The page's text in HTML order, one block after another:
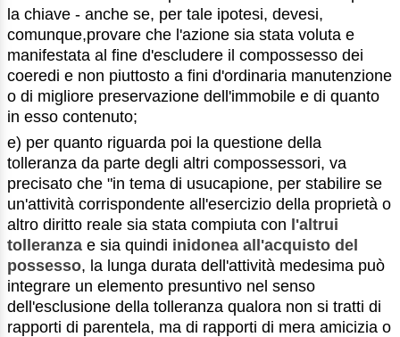
la chiave - anche se, per tale ipotesi, devesi,
comunque,provare che l'azione sia stata voluta e
manifestata al fine d'escludere il compossesso dei
coeredi e non piuttosto a fini d'ordinaria manutenzione
o di migliore preservazione dell'immobile e di quanto
in esso contenuto;
e) per quanto riguarda poi la questione della
tolleranza da parte degli altri compossessori, va
precisato che "in tema di usucapione, per stabilire se
un'attività corrispondente all'esercizio della proprietà o
altro diritto reale sia stata compiuta con l'altrui
tolleranza e sia quindi inidonea all'acquisto del
possesso, la lunga durata dell'attività medesima può
integrare un elemento presuntivo nel senso
dell'esclusione della tolleranza qualora non si tratti di
rapporti di parentela, ma di rapporti di mera amicizia o